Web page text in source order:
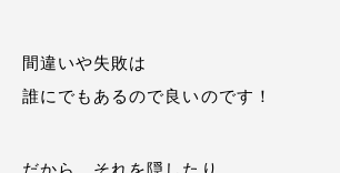
間違いや失敗は
誰にでもあるので良いのです！
だから、それを隠したり